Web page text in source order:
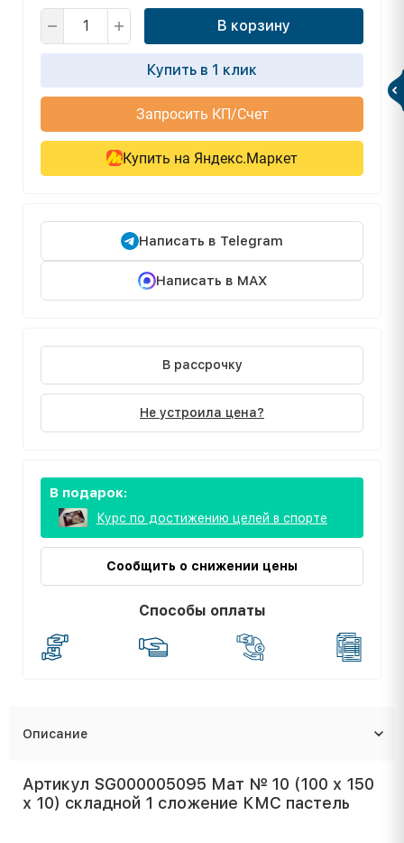
В корзину
Купить в 1 клик
Запросить КП/Счет
Купить на Яндекс.Маркет
Написать в Telegram
Написать в MAX
В рассрочку
Не устроила цена?
В подарок:
Курс по достижению целей в спорте
Сообщить о снижении цены
Способы оплаты
Описание
Артикул SG000005095 Мат № 10 (100 х 150
х 10) складной 1 сложение КМС пастель